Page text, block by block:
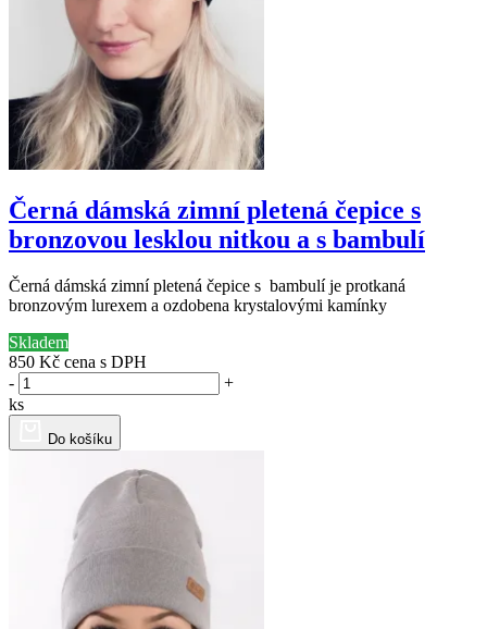
Černá dámská zimní pletená čepice s
bronzovou lesklou nitkou a s bambulí
Černá dámská zimní pletená čepice s bambulí je protkaná
bronzovým lurexem a ozdobena krystalovými kamínky
Skladem
850 Kč cena s DPH
-
+
ks
Do košíku